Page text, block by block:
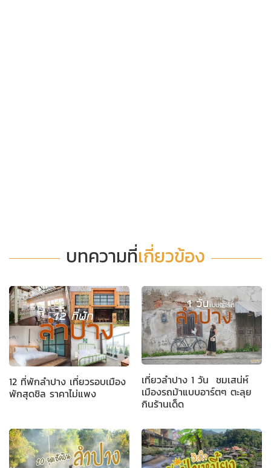
บทความที่เกี่ยวข้อง
12 ที่พักลำปาง เที่ยวรอบเมือง
พักสุดชิล ราคาไม่แพง
เที่ยวลำปาง 1 วัน ชมเสน่ห์
เมืองรถม้าแบบอาร์ตๆ ตะลุย
กินร้านเด็ด